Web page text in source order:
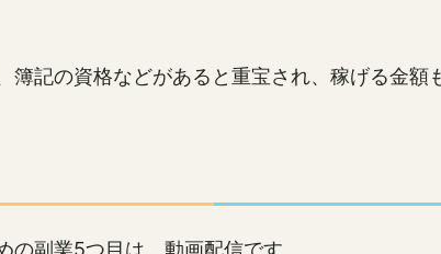
簿記の資格などがあると重宝され、稼げる金額
の副業5つ目は、動画配信です。